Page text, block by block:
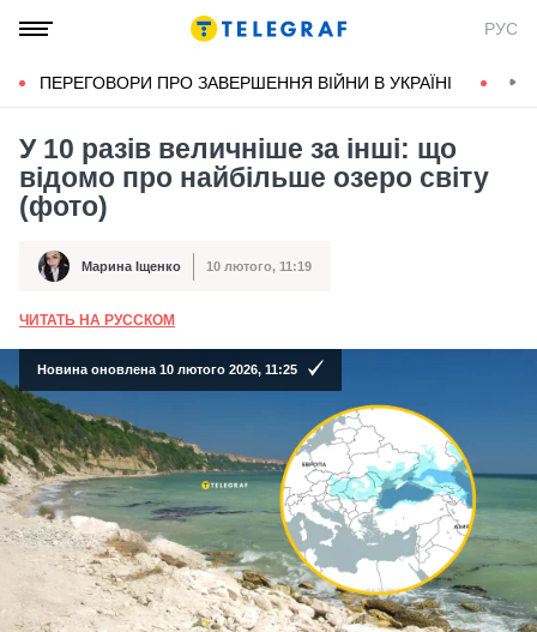
РУС
ПЕРЕГОВОРИ ПРО ЗАВЕРШЕННЯ ВІЙНИ В УКРАЇНІ
У 10 разів величніше за інші: що
відомо про найбільше озеро світу
(фото)
Автор Марина Іщенко
Дата публікації 10 лютого, 11:19
ЧИТАТЬ НА РУССКОМ
Новина оновлена 10 лютого 2026, 11:25